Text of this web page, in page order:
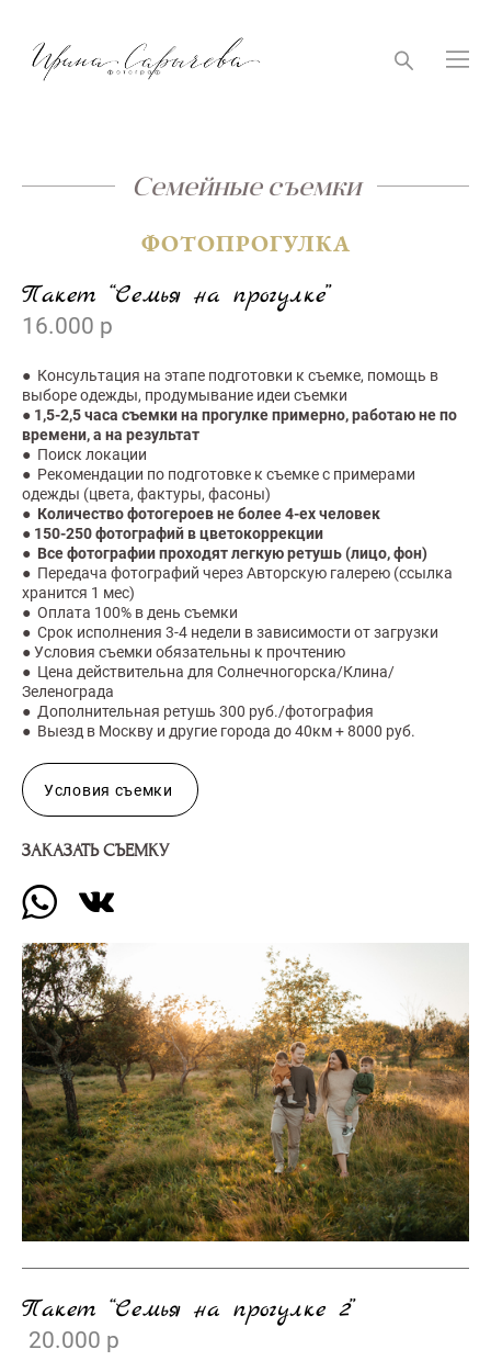
Семейные съемки
ФОТОПРОГУЛКА
Пакет “Семья на прогулке”
16.000 р
● Консультация на этапе подготовки к съемке, помощь в
выборе одежды, продумывание идеи съемки
● 1,5-2,5 часа съемки на прогулке примерно, работаю не по
времени, а на результат
● Поиск локации
● Рекомендации по подготовке к съемке с примерами
одежды (цвета, фактуры, фасоны)
● Количество фотогероев не более 4-ех человек
● 150-250 фотографий в цветокоррекции
● Все фотографии проходят легкую ретушь (лицо, фон)
● Передача фотографий через Авторскую галерею (ссылка
хранится 1 мес)
● Оплата 100% в день съемки
● Срок исполнения 3-4 недели в зависимости от загрузки
● Условия съемки обязательны к прочтению
● Цена действительна для Солнечногорска/Клина/
Зеленограда
● Дополнительная ретушь 300 руб./фотография
● Выезд в Москву и другие города до 40км + 8000 руб.
Условия съемки
ЗАКАЗАТЬ СЪЕМКУ
Пакет “Семья на прогулке 2”
20.000 р